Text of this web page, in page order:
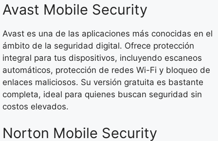
Avast Mobile Security
Avast es una de las aplicaciones más conocidas en el
ámbito de la seguridad digital. Ofrece protección
integral para tus dispositivos, incluyendo escaneos
automáticos, protección de redes Wi-Fi y bloqueo de
enlaces maliciosos. Su versión gratuita es bastante
completa, ideal para quienes buscan seguridad sin
costos elevados.
Norton Mobile Security